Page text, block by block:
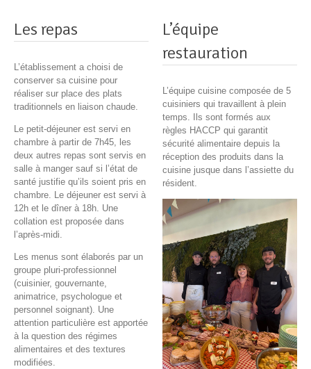
Les repas
L’établissement a choisi de
conserver sa cuisine pour
réaliser sur place des plats
traditionnels en liaison chaude.
Le petit-déjeuner est servi en
chambre à partir de 7h45, les
deux autres repas sont servis en
salle à manger sauf si l’état de
santé justifie qu’ils soient pris en
chambre. Le déjeuner est servi à
12h et le dîner à 18h. Une
collation est proposée dans
l’après-midi.
Les menus sont élaborés par un
groupe pluri-professionnel
(cuisinier, gouvernante,
animatrice, psychologue et
personnel soignant). Une
attention particulière est apportée
à la question des régimes
alimentaires et des textures
modifiées.
L’équipe
restauration
L’équipe cuisine composée de 5
cuisiniers qui travaillent à plein
temps. Ils sont formés aux
règles HACCP qui garantit
sécurité alimentaire depuis la
réception des produits dans la
cuisine jusque dans l’assiette du
résident.